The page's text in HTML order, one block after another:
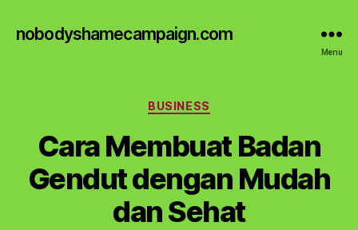
nobodyshamecampaign.com
Menu
Categories
BUSINESS
Cara Membuat Badan
Gendut dengan Mudah
dan Sehat